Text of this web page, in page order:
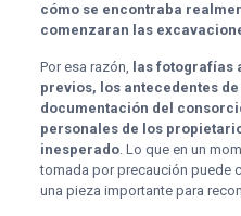
cómo se encontraba
comenzaran las
Por esa razón, las fotografías
previos, los antecedentes
documentación del
personales de los
inesperado. Lo que en un
tomada por precaución puede
una pieza importante para